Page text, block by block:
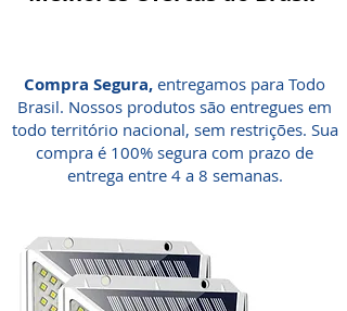
Compra Segura, entregamos para Todo
Brasil. Nossos produtos são entregues em
todo território nacional, sem restrições. Sua
compra é 100% segura com prazo de
entrega entre 4 a 8 semanas.